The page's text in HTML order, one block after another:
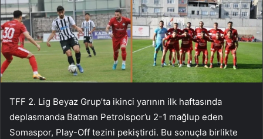
TFF 2. Lig Beyaz Grup’ta ikinci yarının ilk haftasında
deplasmanda Batman Petrolspor’u 2-1 mağlup eden
Somaspor, Play-Off tezini pekiştirdi. Bu sonuçla birlikte